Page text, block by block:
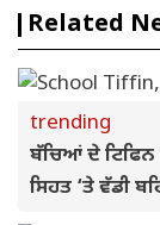
Related
trending
ਬੱਚਿਆਂ ਦੇ
ਸਿਹਤ ‘ਤੇ ਵੱਡੀ